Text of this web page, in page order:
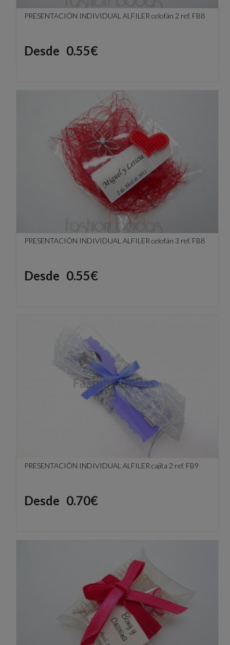
PRESENTACIÓN INDIVIDUAL ALFILER celofán 2 ref. FB8
Precio
Desde 0.55€
PRESENTACIÓN INDIVIDUAL ALFILER celofán 3 ref. FB8
Precio
Desde 0.55€
PRESENTACIÓN INDIVIDUAL ALFILER cajita 2 ref. FB9
Precio
Desde 0.70€